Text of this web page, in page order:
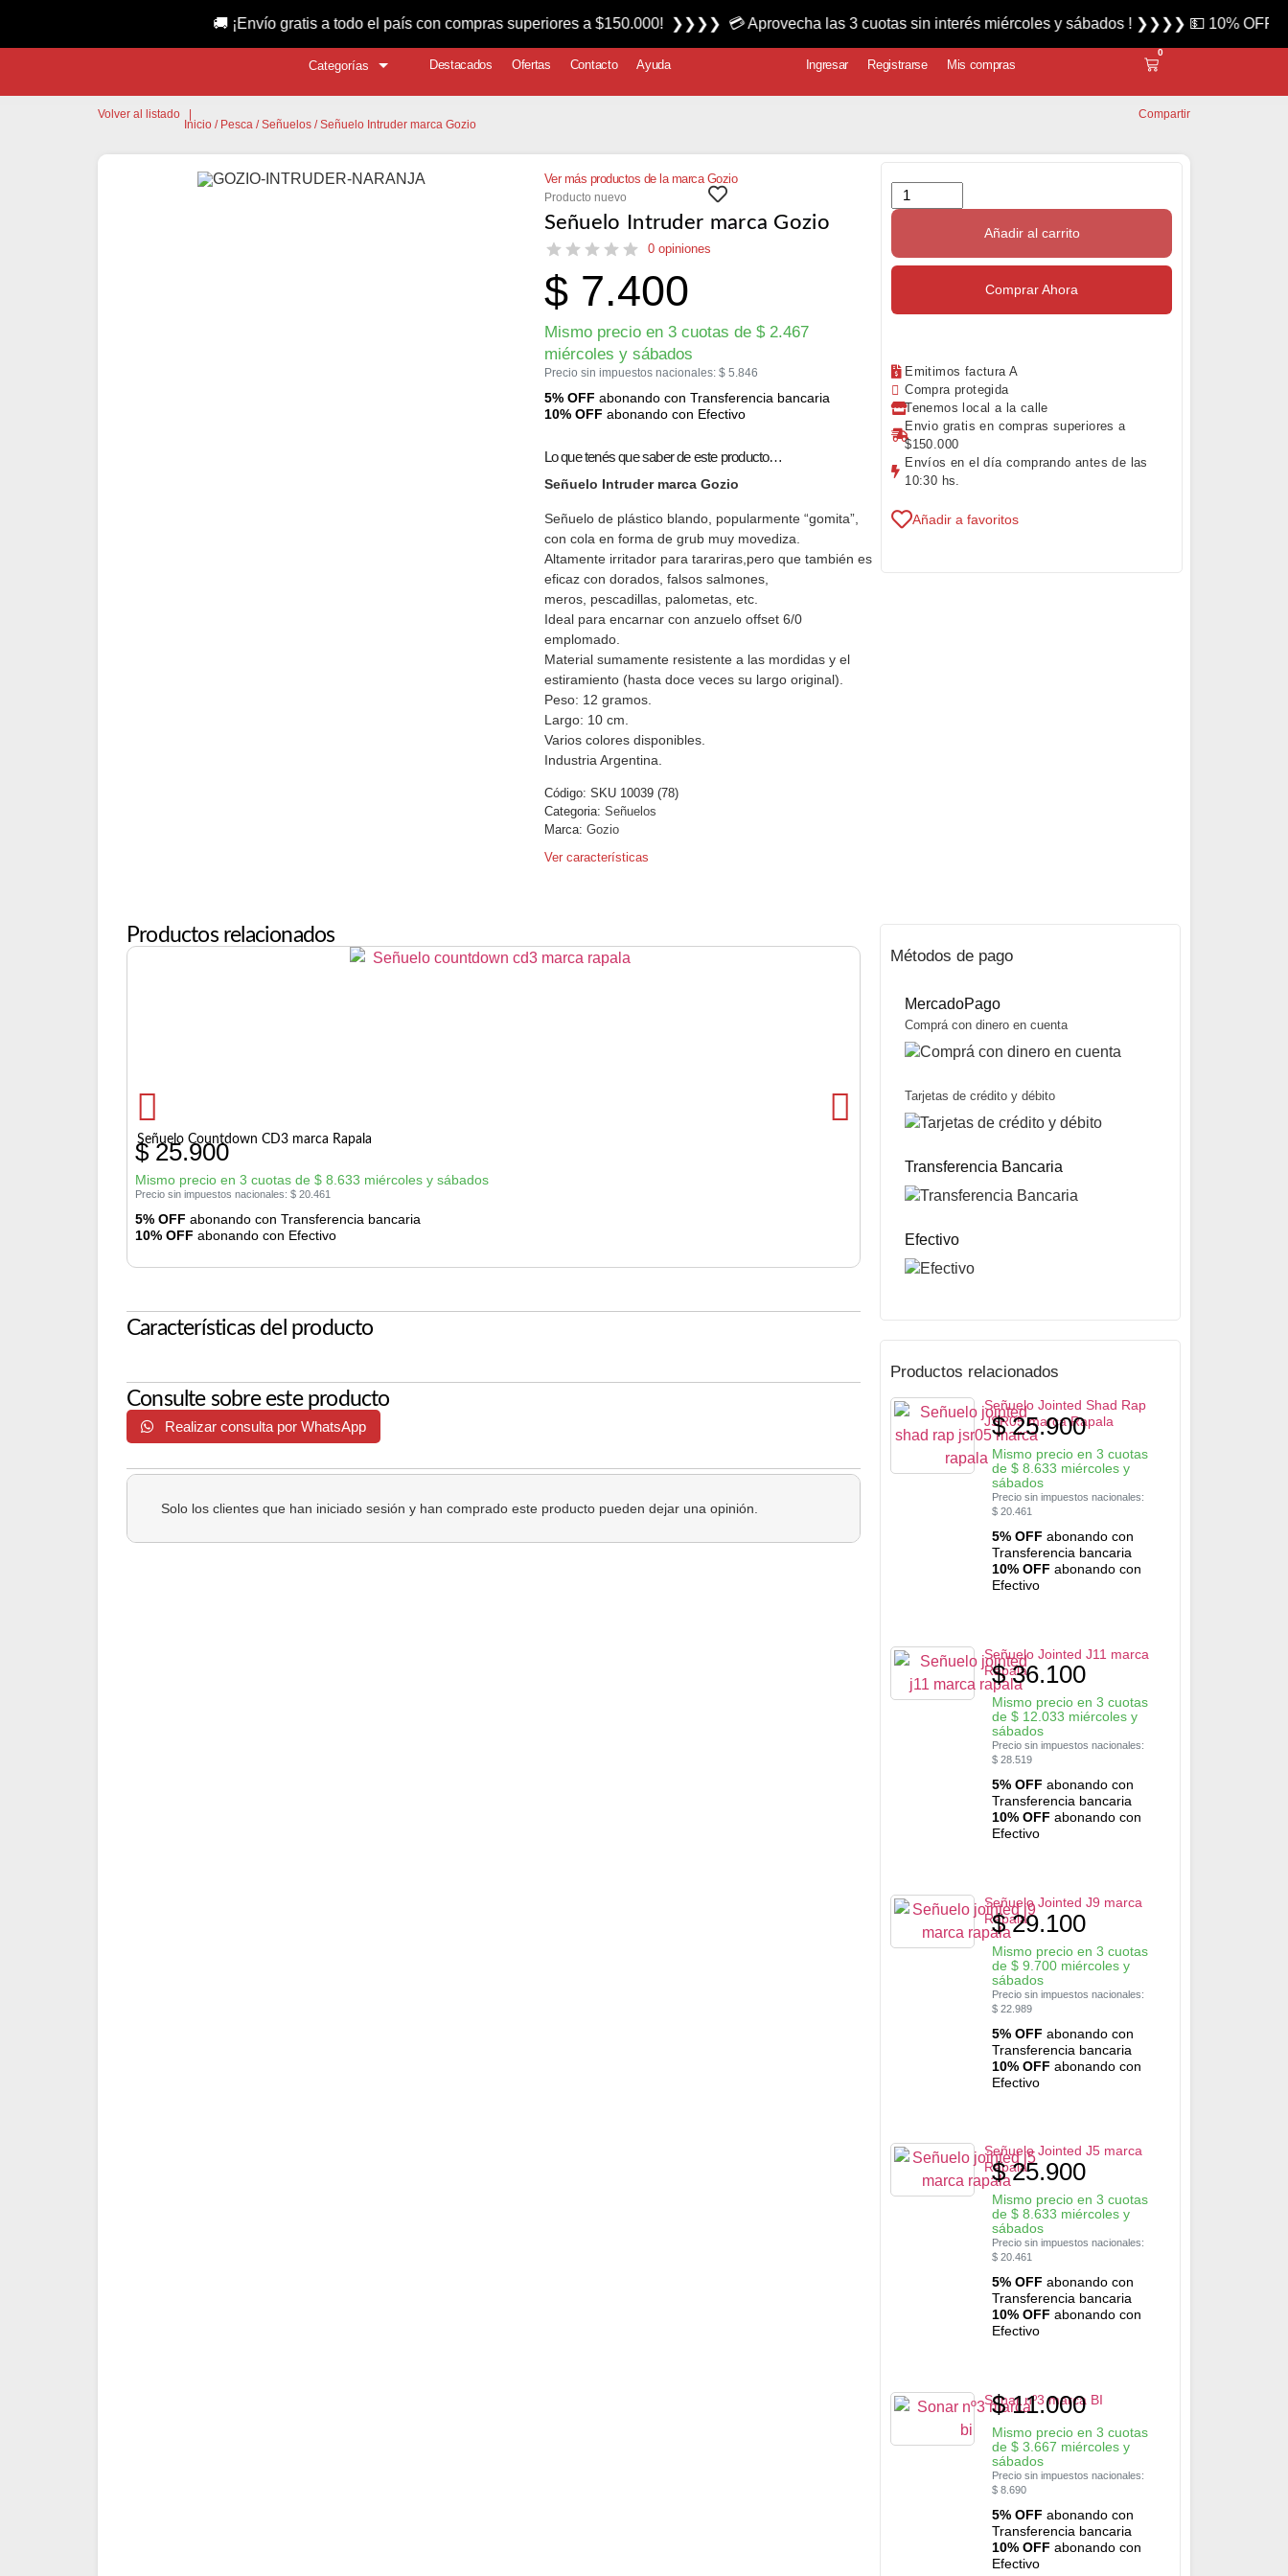
Categorías Destacados Ofertas Contacto Ayuda Ingresar Registrarse Mis compras
0
Volver al listado
Inicio / Pesca /Señuelos / Señuelo Intruder marca Gozio
Compartir
Ver más productos de la marca Gozio
Producto nuevo
Señuelo Intruder marca Gozio
0 opiniones
$7.400
Mismo precio en 3 cuotas de $2.467
miércoles y sábados
Precio sin impuestos nacionales: $5.846
5% OFF abonando con Transferencia bancaria
10% OFF abonando con Efectivo
Lo que tenés que saber de este producto…
Señuelo Intruder marca Gozio
Señuelo de plástico blando, popularmente “gomita”,
con cola en forma de grub muy movediza.
Altamente irritador para tarariras,pero que también es
eficaz con dorados, falsos salmones,
meros, pescadillas, palometas, etc.
Ideal para encarnar con anzuelo offset 6/0
emplomado.
Material sumamente resistente a las mordidas y el
estiramiento (hasta doce veces su largo original).
Peso: 12 gramos.
Largo: 10 cm.
Varios colores disponibles.
Industria Argentina.
Código: SKU 10039 (78)
Categoria: Señuelos
Marca: Gozio
Ver características
Añadir al carrito
Comprar Ahora
Emitimos factura A
Compra protegida
Tenemos local a la calle
Envio gratis en compras superiores a
$150.000
Envíos en el día comprando antes de las
10:30 hs.
Añadir a favoritos
Productos relacionados
Señuelo Countdown CD3 marca Rapala
$25.900
Mismo precio en 3 cuotas de $ 8.633 miércoles y sábados
Precio sin impuestos nacionales: $ 20.461
5% OFF abonando con Transferencia bancaria
10% OFF abonando con Efectivo
Precio sin impuestos nacionales:$12.087
10% OFFabonando con Efectivo
Características del producto
Consulte sobre este producto
Realizar consulta por WhatsApp
Solo los clientes que han iniciado sesión y han comprado este producto pueden dejar una opinión.
Métodos de pago
MercadoPago
Comprá con dinero en cuenta
Tarjetas de crédito y débito
Transferencia Bancaria
Efectivo
Productos relacionados
Señuelo Jointed Shad Rap
JSR05 marca Rapala
$25.900
Mismo precio en 3 cuotas
de $8.633 miércoles y
sábados
Precio sin impuestos nacionales:
$20.461
5% OFF abonando con
Transferencia bancaria
10% OFF abonando con
Efectivo
Señuelo Jointed J11 marca
Rapala
$36.100
Mismo precio en 3 cuotas
de $12.033 miércoles y
sábados
Precio sin impuestos nacionales:
$28.519
5% OFF abonando con
Transferencia bancaria
10% OFF abonando con
Efectivo
Señuelo Jointed J9 marca
Rapala
$29.100
Mismo precio en 3 cuotas
de $9.700miércoles y
sábados
Precio sin impuestos nacionales:
$22.989
5% OFF abonando con
Transferencia bancaria
10% OFF abonando con
Efectivo
Señuelo Jointed J5 marca
Rapala
$25.900
Mismo precio en 3 cuotas
de $8.633 miércoles y
sábados
Precio sin impuestos nacionales:
$20.461
5% OFF abonando con
Transferencia bancaria
10% OFF abonando con
Efectivo
Sonar nº3 marca BI
$11.000
Mismo precio en 3 cuotas
de $3.667 miércoles y
sábados
Precio sin impuestos nacionales:
$8.690
5% OFF abonando con
Transferencia bancaria
10% OFF abonando con
Efectivo
🚚 ¡Envío gratis a todo el país con compras superiores a $150.000! ❯❯❯❯ 💳 Aprovecha las 3 cuotas sin interés miércoles y sábados ! ❯❯❯❯ 💵 10% OFF abonando en